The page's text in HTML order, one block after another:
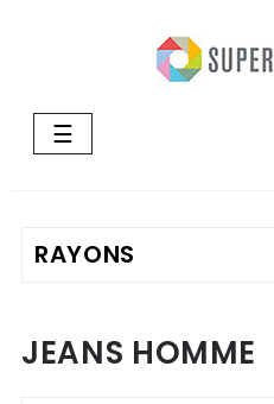
Basculer
la
☰
JEANS HOMME